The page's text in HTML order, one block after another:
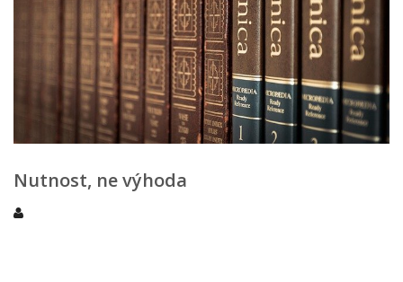
Nutnost, ne výhoda